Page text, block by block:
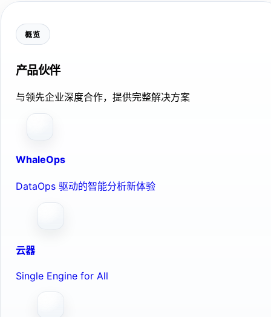
概览
产品伙伴
与领先企业深度合作，提供完整解决方案
WhaleOps
DataOps 驱动的智能分析新体验
云器
Single Engine for All